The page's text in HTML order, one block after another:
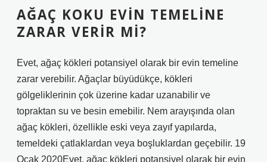
AĞAÇ KOKU EVIN TEMELINE
ZARAR VERIR MI?
Evet, ağaç kökleri potansiyel olarak bir evin temeline
zarar verebilir. Ağaçlar büyüdükçe, kökleri
gölgeliklerinin çok üzerine kadar uzanabilir ve
topraktan su ve besin emebilir. Nem arayışında olan
ağaç kökleri, özellikle eski veya zayıf yapılarda,
temeldeki çatlaklardan veya boşluklardan geçebilir. 19
Ocak 2020Evet, ağaç kökleri potansiyel olarak bir evin